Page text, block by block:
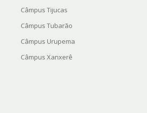
Câmpus Tijucas
Câmpus Tubarão
Câmpus Urupema
Câmpus Xanxerê